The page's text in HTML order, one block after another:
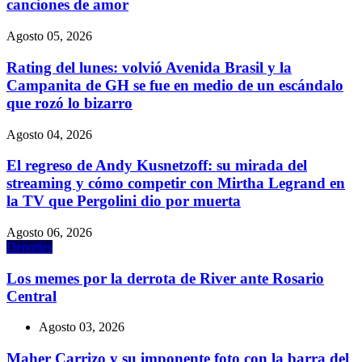
canciones de amor
Agosto 05, 2026
Rating del lunes: volvió Avenida Brasil y la
Campanita de GH se fue en medio de un escándalo
que rozó lo bizarro
Agosto 04, 2026
El regreso de Andy Kusnetzoff: su mirada del
streaming y cómo competir con Mirtha Legrand en
la TV que Pergolini dio por muerta
Agosto 06, 2026
Deportes
Los memes por la derrota de River ante Rosario
Central
Agosto 03, 2026
Maher Carrizo y su imponente foto con la barra del